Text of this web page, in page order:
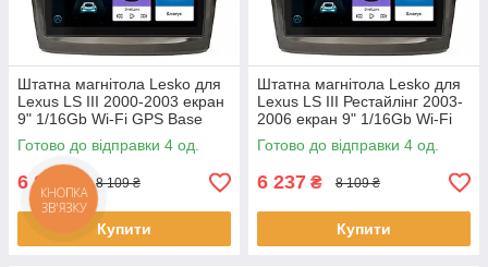
Штатна магнітола Lesko для
Lexus LS III 2000-2003 екран
9" 1/16Gb Wi-Fi GPS Base
Лексус 4 шт.
Готово до відправки 4 од.
6 237 8 109 ₴
Купити
Штатна магнітола Lesko для
Lexus LS III Рестайлінг 2003-
2006 екран 9" 1/16Gb Wi-Fi
GPS Base 4 шт.
Готово до відправки 4 од.
6 237 ₴ 8 109 ₴
Купити
КНОПКА
ЗВ'ЯЗКУ